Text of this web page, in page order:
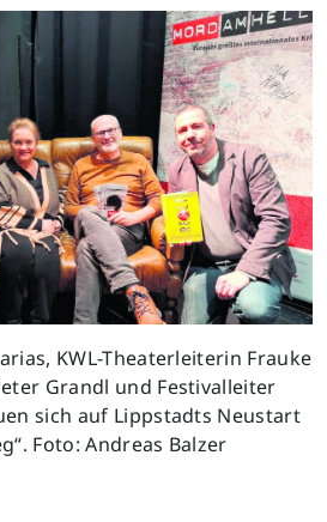
KWL-Theaterleiterin Frauke
Grandl und Festivalleiter
sich auf Lippstadts Neustart
Foto: Andreas Balzer